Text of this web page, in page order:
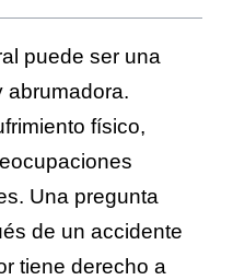
puede ser una
abrumadora.
físico,
Una pregunta
de un accidente
tiene derecho a